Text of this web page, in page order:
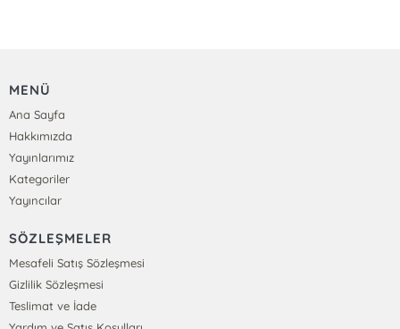
MENÜ
Ana Sayfa
Hakkımızda
Yayınlarımız
Kategoriler
Yayıncılar
SÖZLEŞMELER
Mesafeli Satış Sözleşmesi
Gizlilik Sözleşmesi
Teslimat ve İade